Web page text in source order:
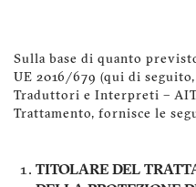
Sulla base di quanto
UE 2016/679 (qui di
Traduttori e Interpreti –
Trattamento, fornisce le
TITOLARE DEL